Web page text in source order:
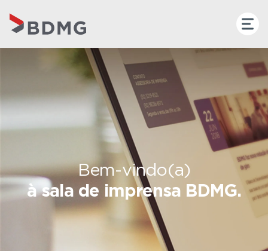
Bem-vindo(a)
à sala de imprensa BDMG.